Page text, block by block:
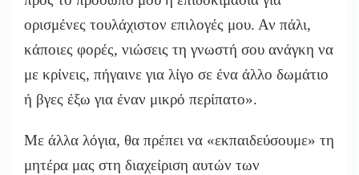
ορισμένες τουλάχιστον επιλογές μου. Αν πάλι,
κάποιες φορές, νιώσεις τη γνωστή σου ανάγκη να
με κρίνεις, πήγαινε για λίγο σε ένα άλλο δωμάτιο
ή βγες έξω για έναν μικρό περίπατο».
Με άλλα λόγια, θα πρέπει να «εκπαιδεύσουμε» τη
μητέρα μας στη διαχείριση αυτών των